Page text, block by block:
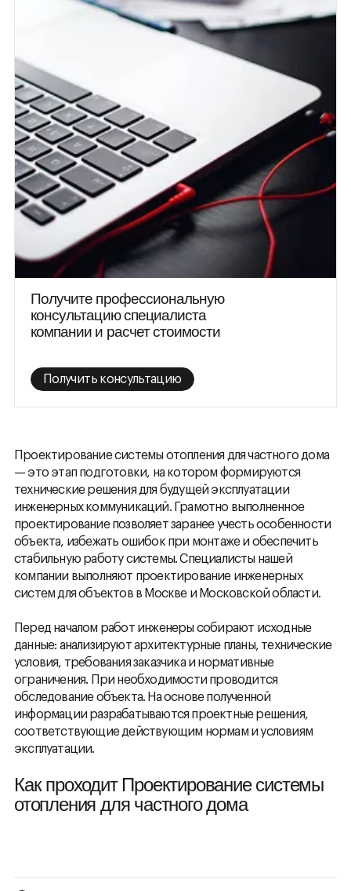
Получите профессиональную
консультацию специалиста
компании и расчет стоимости
Получить консультацию
Проектирование системы отопления для частного дома
— это этап подготовки, на котором формируются
технические решения для будущей эксплуатации
инженерных коммуникаций. Грамотно выполненное
проектирование позволяет заранее учесть особенности
объекта, избежать ошибок при монтаже и обеспечить
стабильную работу системы. Специалисты нашей
компании выполняют проектирование инженерных
систем для объектов в Москве и Московской области.
Перед началом работ инженеры собирают исходные
данные: анализируют архитектурные планы, технические
условия, требования заказчика и нормативные
ограничения. При необходимости проводится
обследование объекта. На основе полученной
информации разрабатываются проектные решения,
соответствующие действующим нормам и условиям
эксплуатации.
Как проходит Проектирование системы
отопления для частного дома